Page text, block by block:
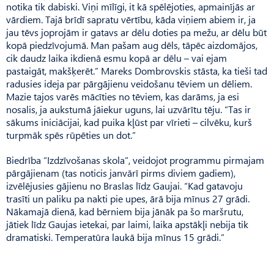
notika tik dabiski. Viņi mīlīgi, it kā spēlējoties, apmainījās ar
vārdiem. Tajā brīdī sapratu vērtību, kāda viņiem abiem ir, ja
jau tēvs joprojām ir gatavs ar dēlu doties pa mežu, ar dēlu būt
kopā piedzīvojumā. Man pašam aug dēls, tāpēc aizdomājos,
cik daudz laika ikdienā esmu kopā ar dēlu – vai ejam
pastaigāt, makšķerēt.” Ma­reks Dombrovskis stāsta, ka tieši tad
radusies ideja par pārgājienu veidošanu tēviem un dēliem.
Mazie tajos varēs mācīties no tēviem, kas darāms, ja esi
nosalis, ja aukstumā jāiekur uguns, lai uzvārītu tēju. “Tas ir
sākums iniciācijai, kad puika kļūst par vīrieti – cilvēku, kurš
turpmāk spēs rūpēties un dot.”
Biedrība “Izdzīvošanas skola”, veidojot programmu pirmajam
pārgājienam (tas noticis janvārī pirms diviem gadiem),
izvēlējusies gājienu no Braslas līdz Gaujai. “Kad gatavoju
trasīti un paliku pa nakti pie upes, ārā bija mīnus 27 grādi.
Nākamajā dienā, kad bērniem bija jānāk pa šo maršrutu,
jātiek līdz Gaujas ietekai, par laimi, laika apstākļi nebija tik
dramatiski. Temperatūra laukā bija mīnus 15 grādi.”